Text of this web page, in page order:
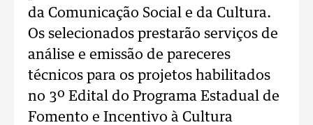
da Comunicação Social e da Cultura.
Os selecionados prestarão serviços de
análise e emissão de pareceres
técnicos para os projetos habilitados
no 3º Edital do Programa Estadual de
Fomento e Incentivo à Cultura